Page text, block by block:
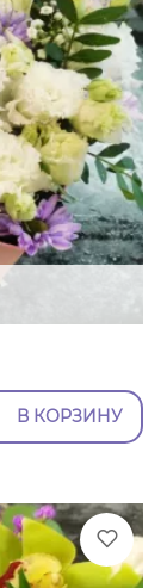
В КОРЗИНУ